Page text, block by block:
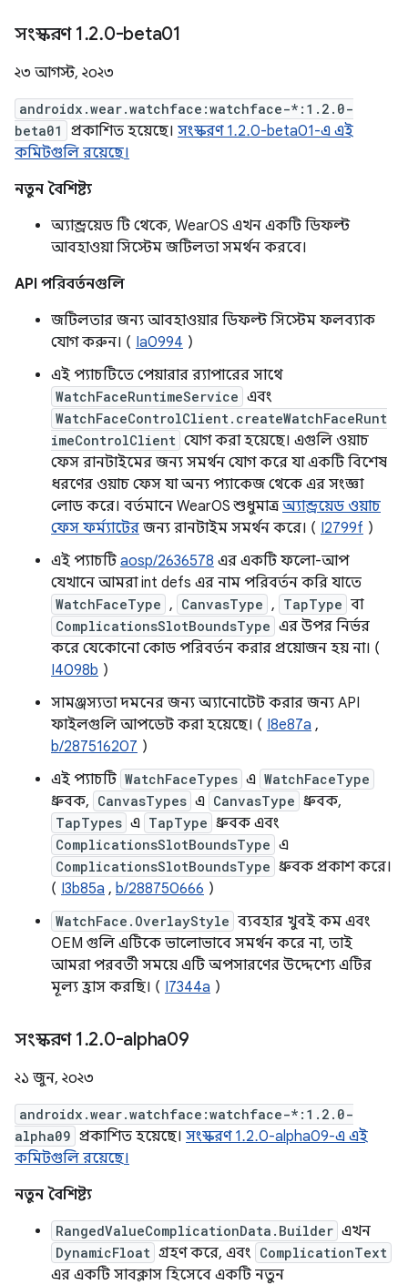
সংস্করণ 1.2.0-beta01
২৩ আগস্ট, ২০২৩
androidx.wear.watchface:watchface-*:1.2.0-
beta01
প্রকাশিত হয়েছে। সংস্করণ 1.2.0-beta01-এ এই
কমিটগুলি রয়েছে।
নতুন বৈশিষ্ট্য
অ্যান্ড্রয়েড টি থেকে, WearOS এখন একটি ডিফল্ট
আবহাওয়া সিস্টেম জটিলতা সমর্থন করবে।
API পরিবর্তনগুলি
জটিলতার জন্য আবহাওয়ার ডিফল্ট সিস্টেম ফলব্যাক
যোগ করুন। ( Ia0994 )
এই প্যাচটিতে পেয়ারার র‍্যাপারের সাথে
WatchFaceRuntimeService এবং
WatchFaceControlClient.createWatchFaceRunt
imeControlClient যোগ করা হয়েছে। এগুলি ওয়াচ
ফেস রানটাইমের জন্য সমর্থন যোগ করে যা একটি বিশেষ
ধরণের ওয়াচ ফেস যা অন্য প্যাকেজ থেকে এর সংজ্ঞা
লোড করে। বর্তমানে WearOS শুধুমাত্র অ্যান্ড্রয়েড ওয়াচ
ফেস ফর্ম্যাটের জন্য রানটাইম সমর্থন করে। ( I2799f )
এই প্যাচটি aosp/2636578 এর একটি ফলো-আপ
যেখানে আমরা int defs এর নাম পরিবর্তন করি যাতে
WatchFaceType , CanvasType , TapType বা
ComplicationsSlotBoundsType এর উপর নির্ভর
করে যেকোনো কোড পরিবর্তন করার প্রয়োজন হয় না। (
I4098b )
সামঞ্জস্যতা দমনের জন্য অ্যানোটেট করার জন্য API
ফাইলগুলি আপডেট করা হয়েছে। ( I8e87a ,
b/287516207 )
এই প্যাচটি WatchFaceTypes এ WatchFaceType
ধ্রুবক, CanvasTypes এ CanvasType ধ্রুবক,
TapTypes এ TapType ধ্রুবক এবং
ComplicationsSlotBoundsType এ
ComplicationsSlotBoundsType ধ্রুবক প্রকাশ করে।
( I3b85a , b/288750666 )
WatchFace.OverlayStyle ব্যবহার খুবই কম এবং
OEM গুলি এটিকে ভালোভাবে সমর্থন করে না, তাই
আমরা পরবর্তী সময়ে এটি অপসারণের উদ্দেশ্যে এটির
মূল্য হ্রাস করছি। ( I7344a )
সংস্করণ 1.2.0-alpha09
২১ জুন, ২০২৩
androidx.wear.watchface:watchface-*:1.2.0-
alpha09 প্রকাশিত হয়েছে। সংস্করণ 1.2.0-alpha09-এ এই
কমিটগুলি রয়েছে।
নতুন বৈশিষ্ট্য
RangedValueComplicationData.Builder এখন
DynamicFloat গ্রহণ করে, এবং ComplicationText
এর একটি সাবক্লাস হিসেবে একটি নতুন